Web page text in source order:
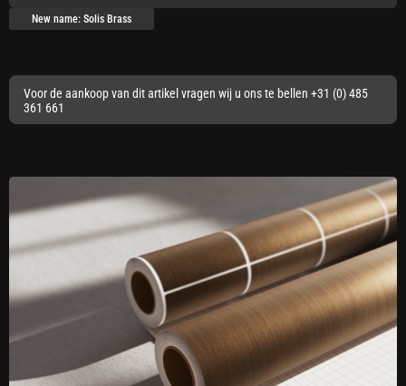
New name: Solis Brass
Voor de aankoop van dit artikel vragen wij u ons te bellen +31 (0) 485
361 661